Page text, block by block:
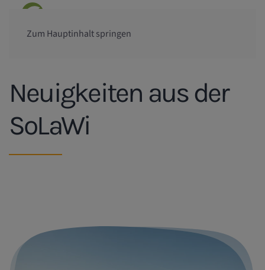
Zum Hauptinhalt springen
Neuigkeiten aus der
SoLaWi